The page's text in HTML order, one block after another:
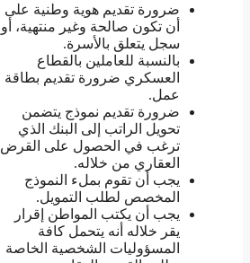
ضرورة تقديم هوية وطنية على
أن تكون صالحة وغير منتهية، أو
سجل يتعلق بالأسرة.
بالنسبة للعاملين بالقطاع
العسكري ضرورة تقديم بطاقة
عمل.
ضرورة تقديم نموذج يتضمن
تحويل الراتب إلى البنك الذي
ترغب في الحصول على القرض
العقاري من خلاله.
يجب أن تقوم بملء النموذج
المخصص لطلب التمويل.
يجب أن يكتب المواطن إقرار
يقر خلاله أنه يتحمل كافة
المسؤوليات الشخصية الخاصة